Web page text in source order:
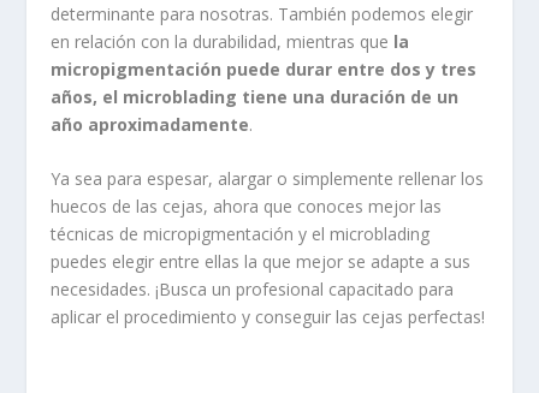
determinante para nosotras. También podemos elegir
en relación con la durabilidad, mientras que la
micropigmentación puede durar entre dos y tres
años, el microblading tiene una duración de un
año aproximadamente.
Ya sea para espesar, alargar o simplemente rellenar los
huecos de las cejas, ahora que conoces mejor las
técnicas de micropigmentación y el microblading
puedes elegir entre ellas la que mejor se adapte a sus
necesidades. ¡Busca un profesional capacitado para
aplicar el procedimiento y conseguir las cejas perfectas!